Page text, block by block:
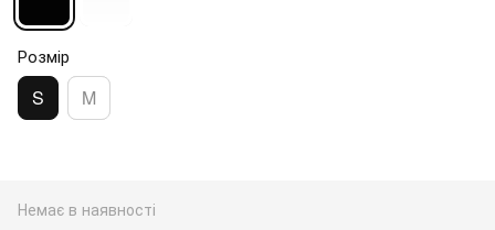
Розмір
S M
Немає в наявності